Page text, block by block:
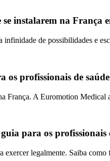
instalarem na França
de possibilidades e
os profissionais de
França. A Euromotion
para os profissionais
legalmente. Saiba